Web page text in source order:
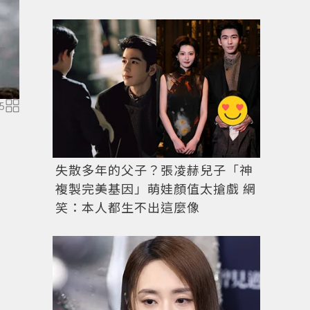
5
失散多年的父子？張凌赫兒子「神
複製完美基因」萌娃顏值太搶戲 網
笑：本人都生不出這麼像